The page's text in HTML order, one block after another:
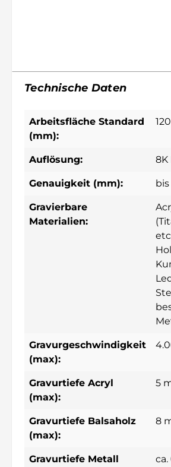
Technische Daten
Arbeitsfläche Standard
(mm):
Auflösung: 8K
Genauigkeit (mm): bis
Gravierbare
Materialien:
Gravurgeschwindigkeit
(max):
Gravurtiefe Acryl
(max):
5
Gravurtiefe Balsaholz
(max):
8
Gravurtiefe Metall
ca.